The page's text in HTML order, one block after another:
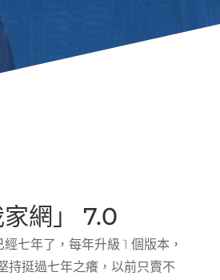
家網」 7.0
七年了，每年升級 1 個版本，
持挺過七年之癢，以前只賣不